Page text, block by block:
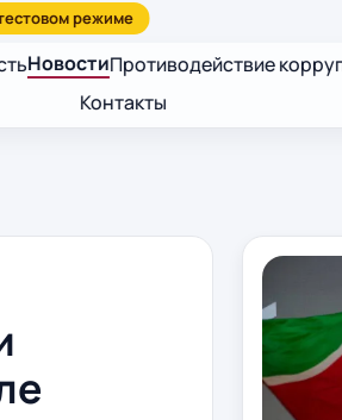
НовостиПротиводействие
Контакты